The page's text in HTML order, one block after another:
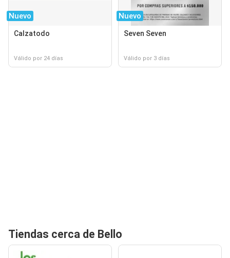
Nuevo
Calzatodo
Válido por 24 días
Nuevo
Seven Seven
Válido por 3 días
Tiendas cerca de Bello